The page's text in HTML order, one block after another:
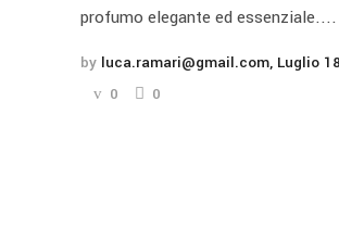
profumo elegante ed essenziale....
by luca.ramari@gmail.com Luglio
0
0